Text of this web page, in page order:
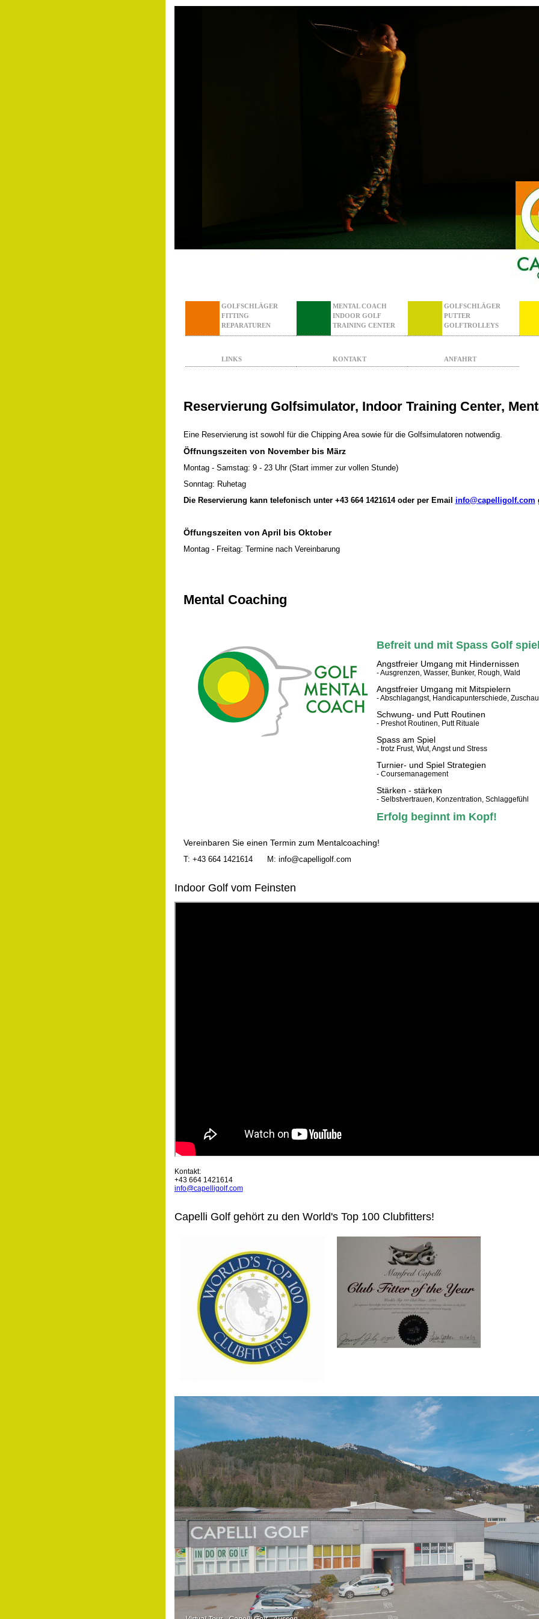
GOLFSCHLÄGER
FITTING
REPARATUREN
MENTAL COACH
INDOOR GOLF
TRAINING CENTER
GOLFSCHLÄGER
PUTTER
GOLFTROLLEYS
LINKS KONTAKT ANFAHRT
Reservierung Golfsimulator, Indoor Training Center,
Eine Reservierung ist sowohl für die Chipping Area sowie für die Golfsimulatoren notwendig.
Öffnungszeiten von November bis März
Montag - Samstag: 9 - 23 Uhr (Start immer zur vollen Stunde)
Sonntag: Ruhetag
Die Reservierung kann telefonisch unter +43 664 1421614 oder per Email info@capelligolf.com
Öffungszeiten von April bis Oktober
Montag - Freitag: Termine nach Vereinbarung
Mental Coaching
Befreit und mit Spass Golf
Angstfreier Umgang mit Hindernissen
- Ausgrenzen, Wasser, Bunker, Rough, Wald
Angstfreier Umgang mit Mitspielern
- Abschlagangst, Handicapunterschiede,
Schwung- und Putt Routinen
- Preshot Routinen, Putt Rituale
Spass am Spiel
- trotz Frust, Wut, Angst und Stress
Turnier- und Spiel Strategien
- Coursemanagement
Stärken - stärken
- Selbstvertrauen, Konzentration, Schlaggefühl
Erfolg beginnt im Kopf!
Vereinbaren Sie einen Termin zum Mentalcoaching!
T: +43 664 1421614 M: info@capelligolf.com
Indoor Golf vom Feinsten
Kontakt:
+43 664 1421614
info@capelligolf.com
Capelli Golf gehört zu den World's Top 100 Clubfitters!